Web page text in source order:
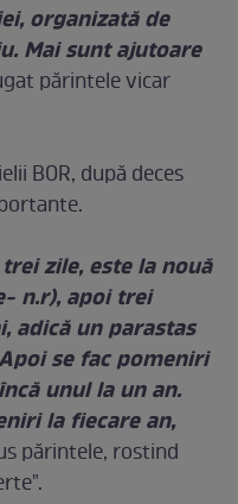
organizată de
Mai sunt ajutoare
părintele vicar
BOR, după deces
zile, este la nouă
n.r), apoi trei
adică un parastas
se fac pomeniri
unul la un an.
la fiecare an,
părintele, rostind